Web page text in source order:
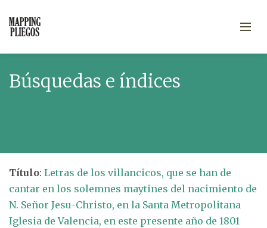
Búsquedas e índices
Título: Letras de los villancicos, que se han de
cantar en los solemnes maytines del nacimiento de
N. Señor Jesu-Christo, en la Santa Metropolitana
Iglesia de Valencia, en este presente año de 1801